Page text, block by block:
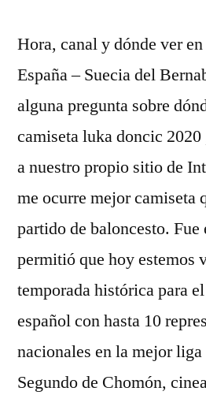
Hora, canal y dónde ver
España – Suecia del
alguna pregunta sobre
camiseta luka doncic
a nuestro propio sitio de
me ocurre mejor camiseta
partido de baloncesto. Fue
permitió que hoy estemos
temporada histórica para
español con hasta 10
nacionales en la mejor
Segundo de Chomón,